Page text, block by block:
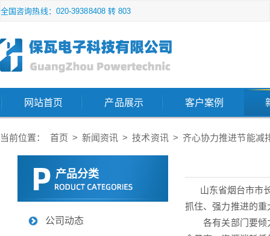
全国咨询热线：020-39388408 转 803
网站首页 产品展示 客户案例
当前位置： 首页 > 新闻资讯 > 技术资讯 > 齐心协力推进节能减
山东省烟台市市长
抓住、强力推进的
各有关部门要倾力
产品分类
公司动态